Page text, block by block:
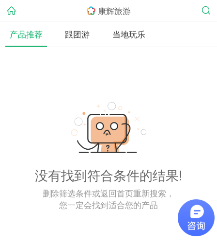
康辉旅游
产品推荐
跟团游 当地玩乐
没有找到符合条件的结果!
删除筛选条件或返回首页重新搜索，
您一定会找到适合您的产品